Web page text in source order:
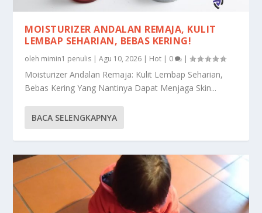
MOISTURIZER ANDALAN REMAJA, KULIT
LEMBAP SEHARIAN, BEBAS KERING!
oleh mimin1 penulis |Agu 10, 2026 | Hot | 0 |
Moisturizer Andalan Remaja: Kulit Lembap Seharian,
Bebas Kering Yang Nantinya Dapat Menjaga Skin...
BACA SELENGKAPNYA